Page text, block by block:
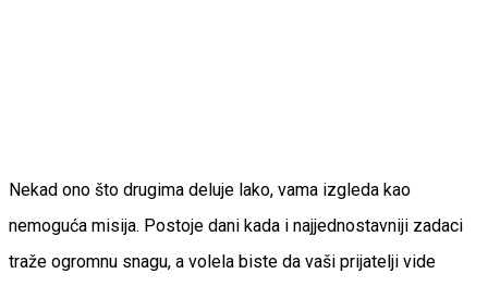
Nekad ono što drugima deluje lako, vama izgleda kao
nemoguća misija. Postoje dani kada i najjednostavniji zadaci
traže ogromnu snagu, a volela biste da vaši prijatelji vide